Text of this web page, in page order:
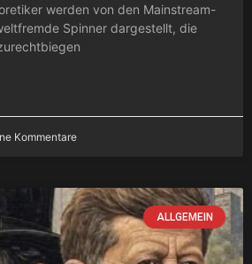
werden von den Mainstream-
Spinner dargestellt, die
Kommentare
ALLGEMEIN